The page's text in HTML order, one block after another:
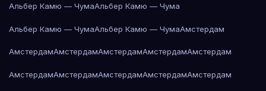
Альбер Камю — ЧумаАльбер Камю — Чума
Альбер Камю — ЧумаАльбер Камю — ЧумаАмстердам
АмстердамАмстердамАмстердамАмстердамАмстердам
АмстердамАмстердамАмстердамАмстердамАмстердам